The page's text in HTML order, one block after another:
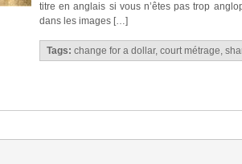
titre en anglais si vous n’êtes pas trop
dans les images […]
Tags: change for a dollar, court métrage,